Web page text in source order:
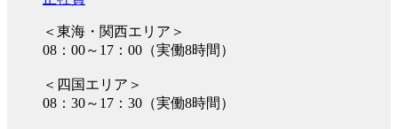
＜東海・関西エリア＞
08：00～17：00（実働8時間）
＜四国エリア＞
08：30～17：30（実働8時間）